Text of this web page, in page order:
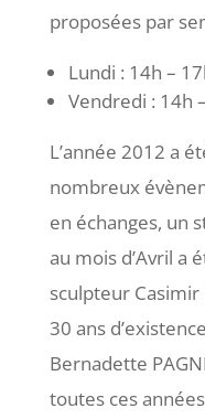
proposées par
Lundi : 14h –
Vendredi : 14h
L’année 2012 a
nombreux
en échanges, un
au mois d’Avril a
sculpteur Casimir
30 ans
Bernadette
toutes ces